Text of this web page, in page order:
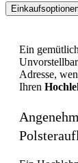
Produktliste
springen
Ein
Adresse,
Ihren